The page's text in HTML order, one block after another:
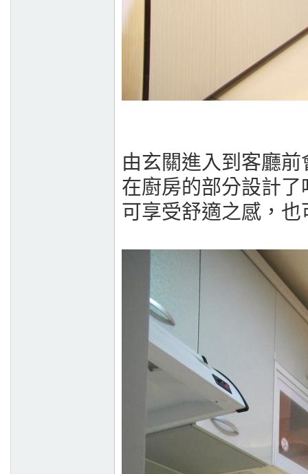
由玄關進入到客廳
在廚房的部分設計
可享受舒適之感，